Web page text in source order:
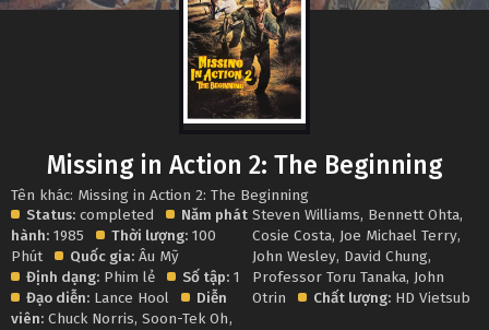
Missing in Action 2: The Beginning
Tên khác: Missing in Action 2: The Beginning
Status: completed
Năm phát
hành: 1985 Thời lượng: 100
Phút
Quốc gia: Âu Mỹ
Định dạng: Phim lẻ Số tập: 1
Đạo diễn: Lance Hool
Diễn
viên: Chuck Norris, Soon-Tek Oh,
Steven Williams, Bennett Ohta,
Cosie Costa,Joe Michael Terry,
John Wesley, David Chung,
Professor Toru Tanaka,John
Otrin
Chất lượng: HD Vietsub